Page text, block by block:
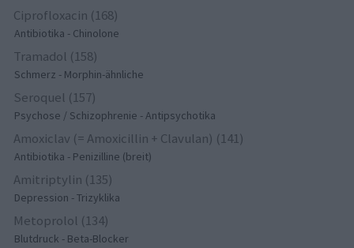
Ciprofloxacin (168)
Antibiotika - Chinolone
Tramadol (158)
Schmerz - Morphin-ähnliche
Seroquel (157)
Psychose / Schizophrenie - Antipsychotika
Amoxiclav (= Amoxicillin + Clavulan) (141)
Antibiotika - Penizilline (breit)
Amitriptylin (135)
Depression - Trizyklika
Metoprolol (134)
Blutdruck - Beta-Blocker